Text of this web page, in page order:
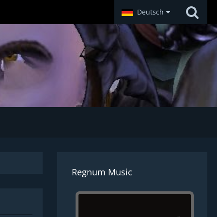
Deutsch
Regnum Music